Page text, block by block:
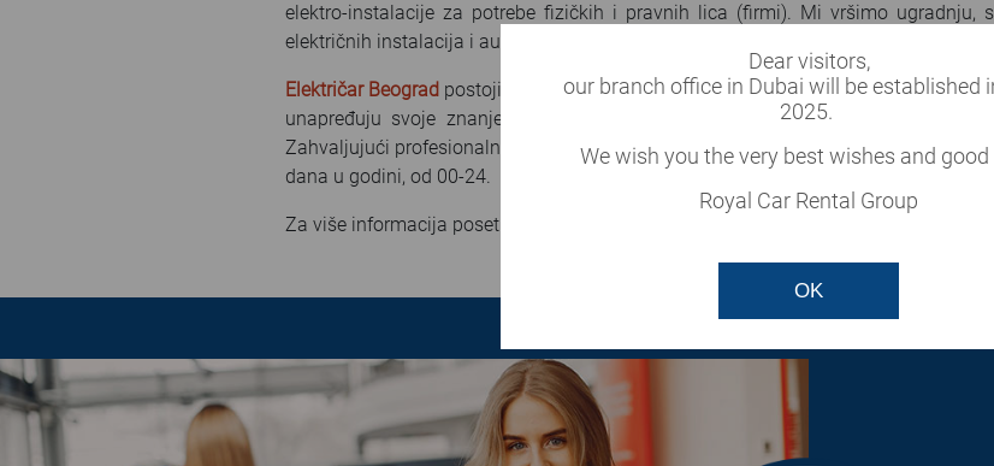
elektro-instalacije za potrebe fizičkih i pravnih lica (firmi). Mi vršimo ugradnju,
električnih instalacija i automatskih elektro sistema i drugo.
Električar Beograd postoji više od 14 godina. Naši serviseri imaju višegodišnje
unapređuju svoje znanje. Obavljamo sve vrste servisnih usluga koje se
Zahvaljujući profesionalnim i stručnim kadrovima, spremni smo da brzo i efikasno
dana u godini, od 00-24.
Za više informacija posetite naš web sajt
Dear visitors,
our branch office in Dubai will be established
2025.
We wish you the very best wishes and good
Royal Car Rental Group
OK